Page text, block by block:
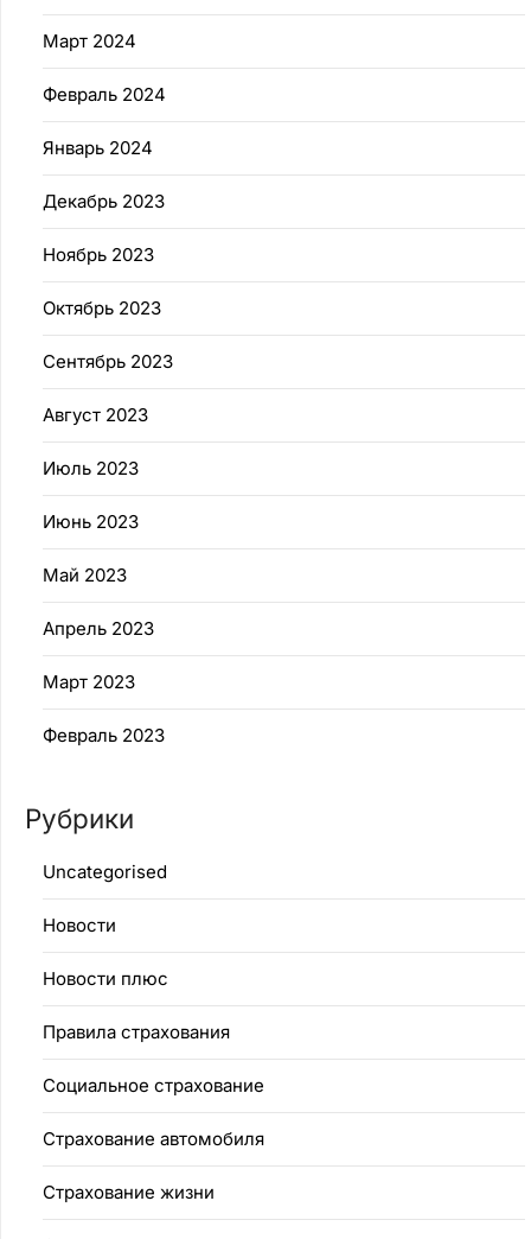
Март 2024
Февраль 2024
Январь 2024
Декабрь 2023
Ноябрь 2023
Октябрь 2023
Сентябрь 2023
Август 2023
Июль 2023
Июнь 2023
Май 2023
Апрель 2023
Март 2023
Февраль 2023
Рубрики
Uncategorised
Новости
Новости плюс
Правила страхования
Социальное страхование
Страхование автомобиля
Страхование жизни